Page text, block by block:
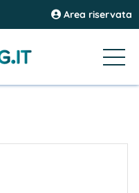
Area riservata